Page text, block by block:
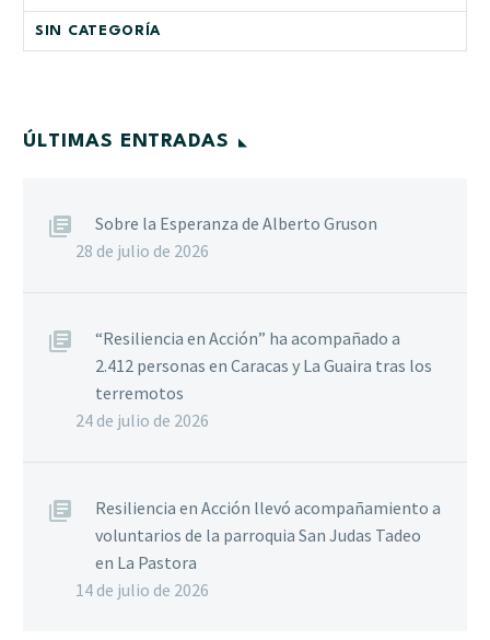
SIN CATEGORÍA
ÚLTIMAS ENTRADAS
Sobre la Esperanza de Alberto Gruson
28 de julio de 2026
“Resiliencia en Acción” ha acompañado a
2.412 personas en Caracas y La Guaira tras los
terremotos
24 de julio de 2026
Resiliencia en Acción llevó acompañamiento a
voluntarios de la parroquia San Judas Tadeo
en La Pastora
14 de julio de 2026